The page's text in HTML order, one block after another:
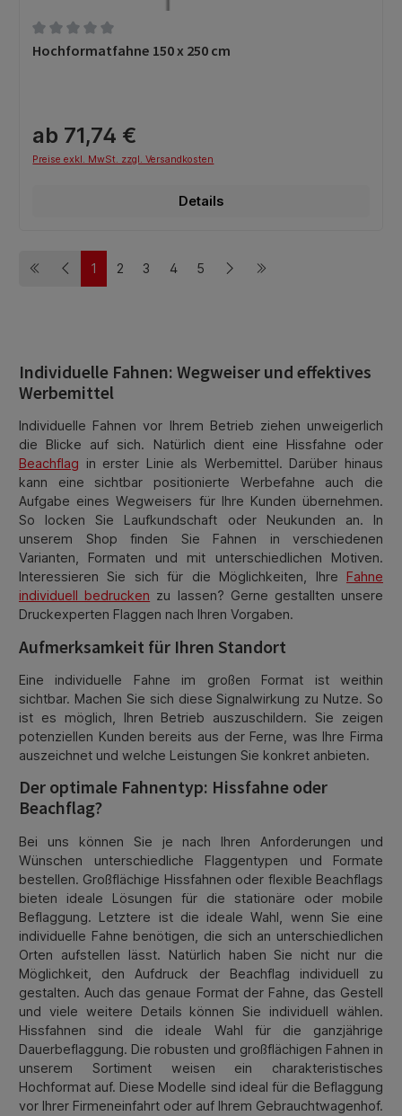
Durchschnittliche Bewertung von 0 von 5 Sternen
Hochformatfahne 150 x 250 cm
ab 71,74 €
Preise exkl. MwSt. zzgl. Versandkosten
Details
Seite
1
Seite
2
Seite
3
Seite
4
Seite
5
Individuelle Fahnen: Wegweiser und effektives
Werbemittel
Individuelle Fahnen vor Ihrem Betrieb ziehen unweigerlich
die Blicke auf sich. Natürlich dient eine Hissfahne oder
Beachflag in erster Linie als Werbemittel. Darüber hinaus
kann eine sichtbar positionierte Werbefahne auch die
Aufgabe eines Wegweisers für Ihre Kunden übernehmen.
So locken Sie Laufkundschaft oder Neukunden an. In
unserem Shop finden Sie Fahnen in verschiedenen
Varianten, Formaten und mit unterschiedlichen Motiven.
Interessieren Sie sich für die Möglichkeiten, Ihre Fahne
individuell bedrucken zu lassen? Gerne gestallten unsere
Druckexperten Flaggen nach Ihren Vorgaben.
Aufmerksamkeit für Ihren Standort
Eine individuelle Fahne im großen Format ist weithin
sichtbar. Machen Sie sich diese Signalwirkung zu Nutze. So
ist es möglich, Ihren Betrieb auszuschildern. Sie zeigen
potenziellen Kunden bereits aus der Ferne, was Ihre Firma
auszeichnet und welche Leistungen Sie konkret anbieten.
Der optimale Fahnentyp: Hissfahne oder
Beachflag?
Bei uns können Sie je nach Ihren Anforderungen und
Wünschen unterschiedliche Flaggentypen und Formate
bestellen. Großflächige Hissfahnen oder flexible Beachflags
bieten ideale Lösungen für die stationäre oder mobile
Beflaggung. Letztere ist die ideale Wahl, wenn Sie eine
individuelle Fahne benötigen, die sich an unterschiedlichen
Orten aufstellen lässt. Natürlich haben Sie nicht nur die
Möglichkeit, den Aufdruck der Beachflag individuell zu
gestalten. Auch das genaue Format der Fahne, das Gestell
und viele weitere Details können Sie individuell wählen.
Hissfahnen sind die ideale Wahl für die ganzjährige
Dauerbeflaggung. Die robusten und großflächigen Fahnen in
unserem Sortiment weisen ein charakteristisches
Hochformat auf. Diese Modelle sind ideal für die Beflaggung
vor Ihrer Firmeneinfahrt oder auf Ihrem Gebrauchtwagenhof.